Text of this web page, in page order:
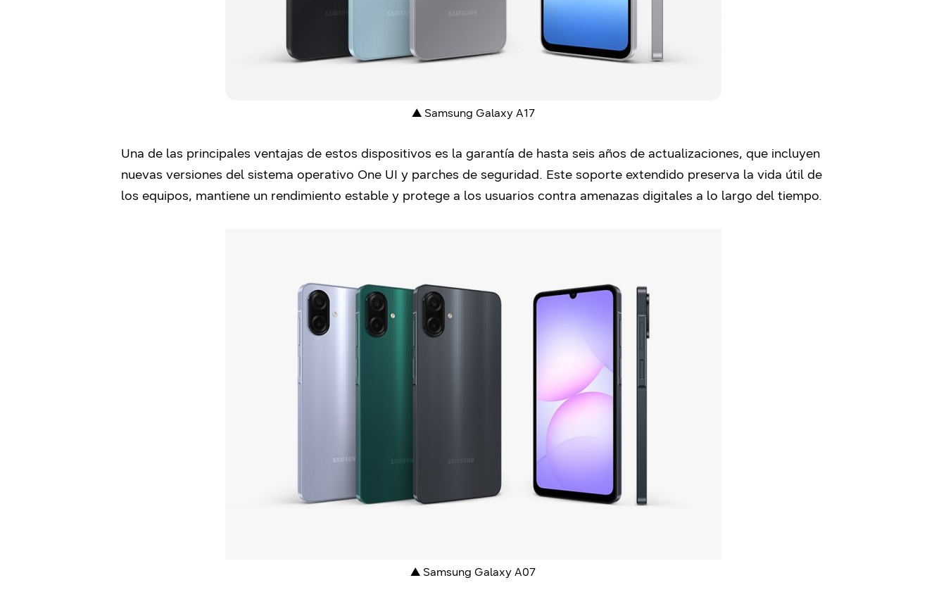
▲Samsung Galaxy A17
Una de las principales ventajas de estos dispositivos es la garantía de hasta seis años de actualizaciones, que incluyen
nuevas versiones del sistema operativo One UI y parches de seguridad. Este soporte extendido preserva la vida útil de
los equipos, mantiene un rendimiento estable y protege a los usuarios contra amenazas digitales a lo largo del tiempo.
▲ Samsung Galaxy A07